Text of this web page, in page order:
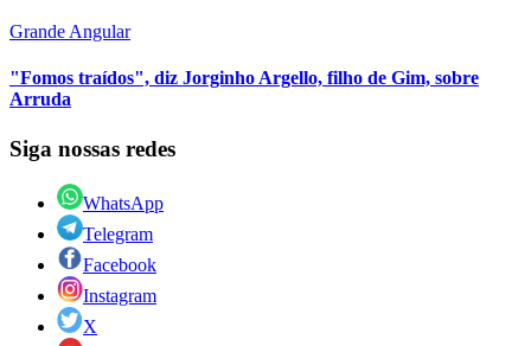
Grande Angular
"Fomos traídos", diz Jorginho Argello, filho de Gim, sobre
Arruda
Siga nossas redes
WhatsApp
Telegram
Facebook
Instagram
X